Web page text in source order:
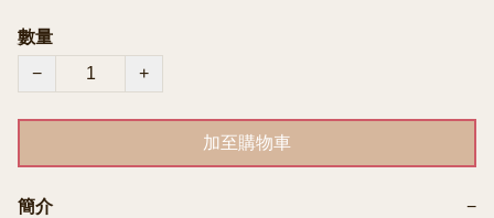
數量
−
+
加至購物車
簡介 −